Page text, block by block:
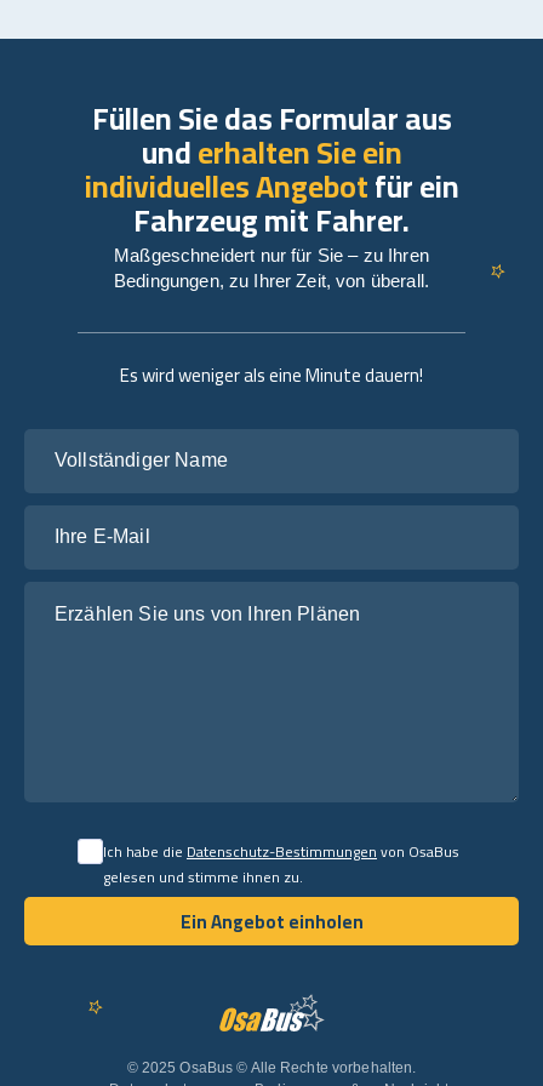
Deutsch
© 2025 OsaBus © Alle Rechte vorbehalten.
Es wird weniger als eine Minute dauern!
Ich habe dieDatenschutz-Bestimmungenvon OsaBus
gelesen und stimme ihnen zu.
Ein Angebot einholen
Ein Angebot einholen
Füllen Sie das Formular aus
underhalten Sie ein
individuelles Angebotfür ein
Fahrzeug mit Fahrer.
Maßgeschneidert nur für Sie – zu Ihren
Bedingungen, zu Ihrer Zeit, von überall.